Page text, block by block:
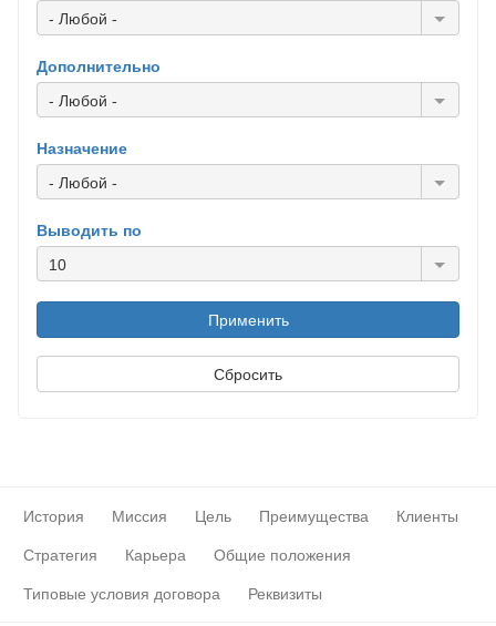
- Любой -
Дополнительно
- Любой -
Назначение
- Любой -
Выводить по
10
История Миссия Цель Преимущества
Клиенты
Стратегия
Карьера
Общие положения
Типовые условия договора
Реквизиты